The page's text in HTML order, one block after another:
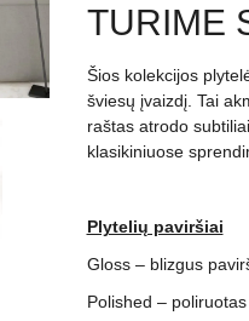
TURIME
Šios kolekcijos
šviesų įvaizdį. Tai
raštas atrodo
klasikiniuose
Plytelių paviršiai
Gloss – blizgus
Polished – poliruotas